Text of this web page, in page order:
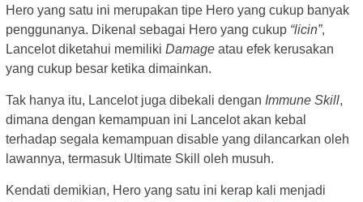
Hero yang satu ini merupakan tipe Hero yang cukup banyak
penggunanya. Dikenal sebagai Hero yang cukup “licin”,
Lancelot diketahui memiliki Damage atau efek kerusakan
yang cukup besar ketika dimainkan.
Tak hanya itu, Lancelot juga dibekali dengan Immune Skill,
dimana dengan kemampuan ini Lancelot akan kebal
terhadap segala kemampuan disable yang dilancarkan oleh
lawannya, termasuk Ultimate Skill oleh musuh.
Kendati demikian, Hero yang satu ini kerap kali menjadi